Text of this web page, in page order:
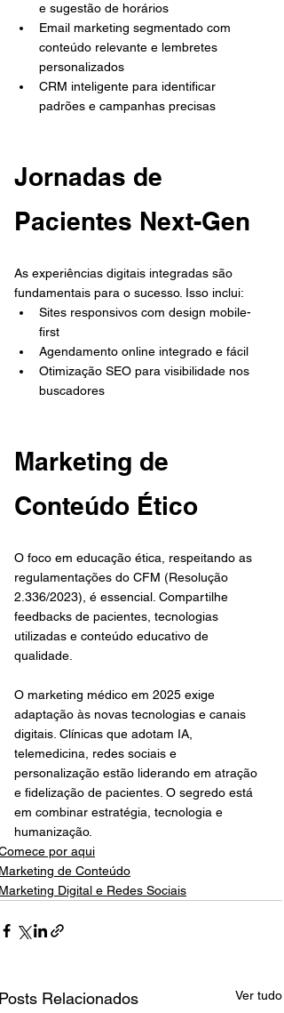
e sugestão de horários
Email marketing segmentado com
conteúdo relevante e lembretes
personalizados
CRM inteligente para identificar
padrões e campanhas precisas
Jornadas de
Pacientes Next-Gen
As experiências digitais integradas são
fundamentais para o sucesso. Isso inclui:
Sites responsivos com design mobile-
first
Agendamento online integrado e fácil
Otimização SEO para visibilidade nos
buscadores
Marketing de
Conteúdo Ético
O foco em educação ética, respeitando as
regulamentações do CFM (Resolução
2.336/2023), é essencial. Compartilhe
feedbacks de pacientes, tecnologias
utilizadas e conteúdo educativo de
qualidade.
O marketing médico em 2025 exige
adaptação às novas tecnologias e canais
digitais. Clínicas que adotam IA,
telemedicina, redes sociais e
personalização estão liderando em atração
e fidelização de pacientes. O segredo está
em combinar estratégia, tecnologia e
humanização.
por aqui
de Conteúdo
Digital e Redes Sociais
Relacionados Ver tudo